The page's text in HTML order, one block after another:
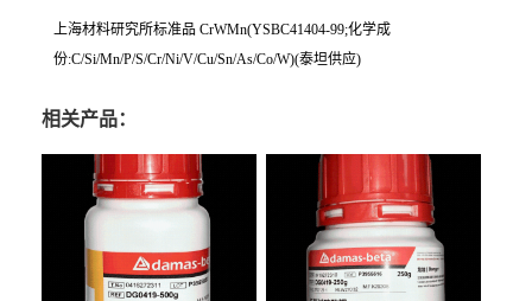
上海材料研究所标准品 CrWMn(YSBC41404-99;化学成
份:C/Si/Mn/P/S/Cr/Ni/V/Cu/Sn/As/Co/W)(泰坦供应)
相关产品：